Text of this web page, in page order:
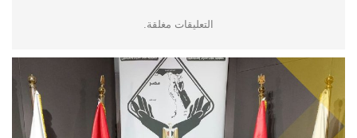
التعليقات مغلقة.